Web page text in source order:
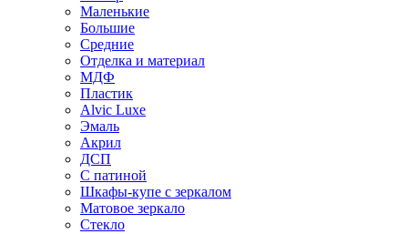
Маленькие
Большие
Средние
Отделка и материал
МДФ
Пластик
Alvic Luxe
Эмаль
Акрил
ДСП
С патиной
Шкафы-купе с зеркалом
Матовое зеркало
Стекло